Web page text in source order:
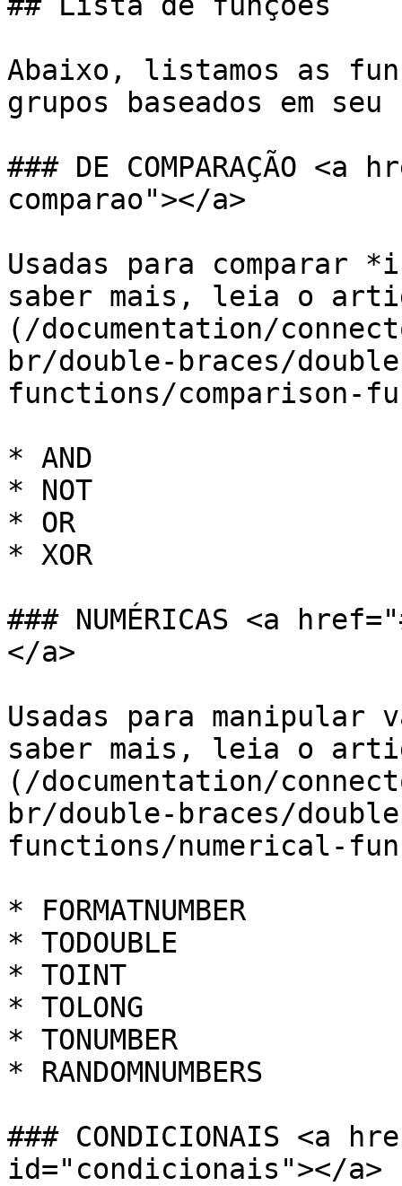
Abaixo, listamos as
grupos baseados em seu
### DE COMPARAÇÃO
comparao"></a>
Usadas para comparar
saber mais, leia o
(/documentation/
br/double-braces/
functions/comparison-
* AND
* NOT
* OR
* XOR
### NUMÉRICAS <a
</a>
Usadas para manipular
saber mais, leia o
(/documentation/
br/double-braces/
functions/numerical-
* FORMATNUMBER
* TODOUBLE
* TOINT
* TOLONG
* TONUMBER
* RANDOMNUMBERS
### CONDICIONAIS <a
id="condicionais"></a>